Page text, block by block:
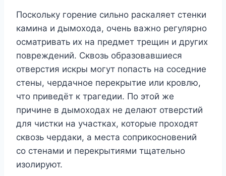
Поскольку горение сильно раскаляет стенки
камина и дымохода, очень важно регулярно
осматривать их на предмет трещин и других
повреждений. Сквозь образовавшиеся
отверстия искры могут попасть на соседние
стены, чердачное перекрытие или кровлю,
что приведёт к трагедии. По этой же
причине в дымоходах не делают отверстий
для чистки на участках, которые проходят
сквозь чердаки, а места соприкосновений
со стенами и перекрытиями тщательно
изолируют.